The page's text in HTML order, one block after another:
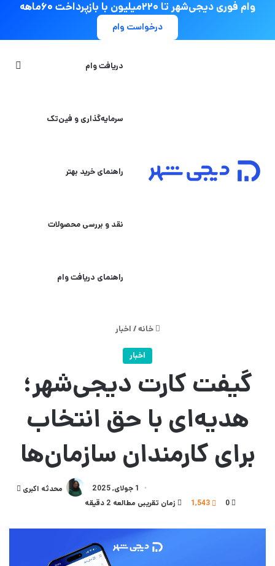
وام فوری دیجی‌شهر تا ۲۲۰میلیون با بازپرداخت ۶۰ماهه
درخواست وام
دریافت وام
سرمایه‌گذاری و فین‌تک
راهنمای خرید بهتر
نقد و بررسی محصولات
راهنمای دریافت وام
خانه/ اخبار
اخبار
گیفت کارت دیجی‌شهر؛
هدیه‌ای با حق انتخاب
برای کارمندان سازمان‌ها
محدثه اکبری
1 جولای, 2025
0
1,543 زمان تقریبی مطالعه 2 دقیقه